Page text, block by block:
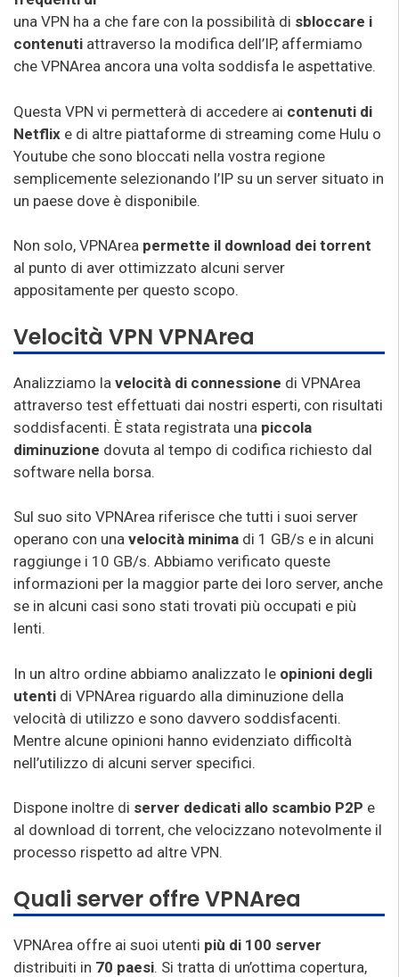
una VPN ha a che fare con la possibilità di sbloccare i
contenuti attraverso la modifica dell’IP, affermiamo
che VPNArea ancora una volta soddisfa le aspettative.
Questa VPN vi permetterà di accedere ai contenuti di
Netflix e di altre piattaforme di streaming come Hulu o
Youtube che sono bloccati nella vostra regione
semplicemente selezionando l’IP su un server situato in
un paese dove è disponibile.
Non solo, VPNArea permette il download dei torrent
al punto di aver ottimizzato alcuni server
appositamente per questo scopo.
Velocità VPN VPNArea
Analizziamo la velocità di connessione di VPNArea
attraverso test effettuati dai nostri esperti, con risultati
soddisfacenti. È stata registrata una piccola
diminuzione dovuta al tempo di codifica richiesto dal
software nella borsa.
Sul suo sito VPNArea riferisce che tutti i suoi server
operano con una velocità minima di 1 GB/s e in alcuni
raggiunge i 10 GB/s. Abbiamo verificato queste
informazioni per la maggior parte dei loro server, anche
se in alcuni casi sono stati trovati più occupati e più
lenti.
In un altro ordine abbiamo analizzato le opinioni degli
utenti di VPNArea riguardo alla diminuzione della
velocità di utilizzo e sono davvero soddisfacenti.
Mentre alcune opinioni hanno evidenziato difficoltà
nell’utilizzo di alcuni server specifici.
Dispone inoltre di server dedicati allo scambio P2P e
al download di torrent, che velocizzano notevolmente il
processo rispetto ad altre VPN.
Quali server offre VPNArea
VPNArea offre ai suoi utenti più di 100 server
distribuiti in 70 paesi. Si tratta di un’ottima copertura,